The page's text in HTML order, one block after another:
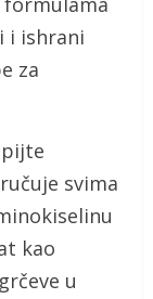
i ishrani
za
svima
kao
u